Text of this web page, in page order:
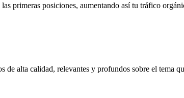
primeras posiciones, aumentando así tu tráfico
alta calidad, relevantes y profundos sobre el tema